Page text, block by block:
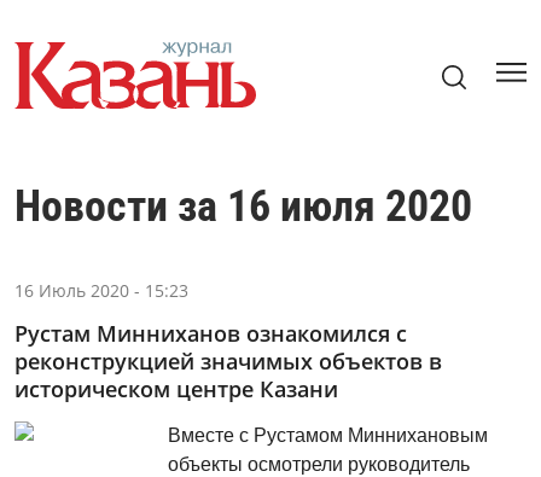
Новости за 16 июля 2020
16 Июль 2020 - 15:23
Рустам Минниханов ознакомился с
реконструкцией значимых объектов в
историческом центре Казани
Вместе с Рустамом Миннихановым
объекты осмотрели руководитель